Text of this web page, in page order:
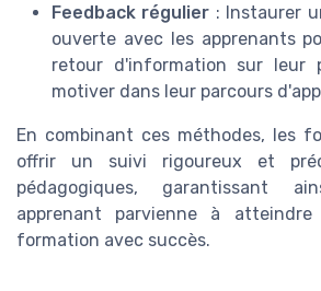
Feedback régulier : Instaurer
ouverte avec les apprenants
retour d'information sur leur
motiver dans leur parcours
En combinant ces méthodes, les
offrir un suivi rigoureux et
pédagogiques, garantissant
apprenant parvienne à
formation avec succès.